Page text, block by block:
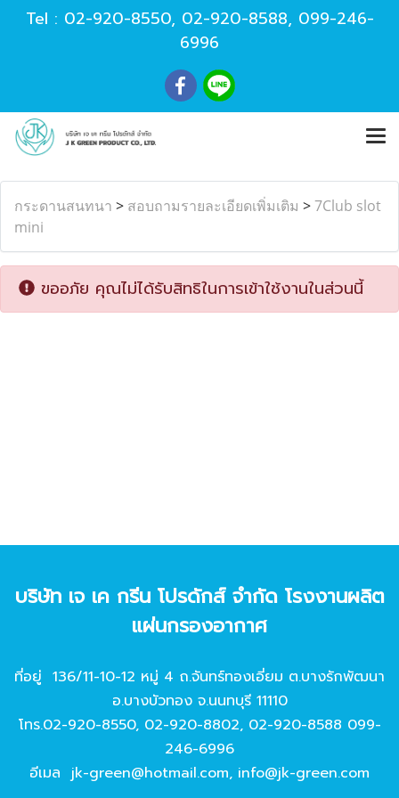
Tel : 02-920-8550, 02-920-8588, 099-246-
6996
กระดานสนทนา > สอบถามรายละเอียดเพิ่มเติม >7Club slot
mini
ขออภัย คุณไม่ได้รับสิทธิในการเข้าใช้งานในส่วนนี้
บริษัท เจ เค กรีน โปรดักส์ จํากัด โรงงานผลิต
แผ่นกรองอากาศ
ที่อยู่ 136/11-10-12 หมู่ 4 ถ.จันทร์ทองเอี่ยม ต.บางรักพัฒนา
อ.บางบัวทอง จ.นนทบุรี 11110
โทร.02-920-8550, 02-920-8802, 02-920-8588 099-
246-6996
อีเมล jk-green@hotmail.com, info@jk-green.com